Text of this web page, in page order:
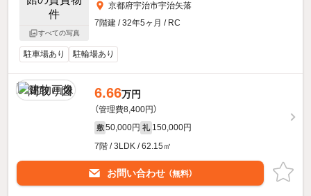
すべての写真
京都府宇治市宇治矢落
7階建 / 32年5ヶ月 / RC
駐車場あり 駐輪場あり
6.66万円
（管理費8,400円）
敷 50,000円 礼 150,000円
7階 / 3LDK / 62.15㎡
お問い合わせ （無料）